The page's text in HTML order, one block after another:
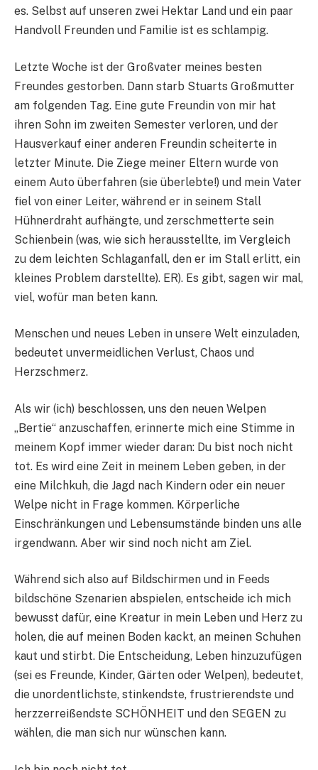
es. Selbst auf unseren zwei Hektar Land und ein paar
Handvoll Freunden und Familie ist es schlampig.
Letzte Woche ist der Großvater meines besten
Freundes gestorben. Dann starb Stuarts Großmutter
am folgenden Tag. Eine gute Freundin von mir hat
ihren Sohn im zweiten Semester verloren, und der
Hausverkauf einer anderen Freundin scheiterte in
letzter Minute. Die Ziege meiner Eltern wurde von
einem Auto überfahren (sie überlebte!) und mein Vater
fiel von einer Leiter, während er in seinem Stall
Hühnerdraht aufhängte, und zerschmetterte sein
Schienbein (was, wie sich herausstellte, im Vergleich
zu dem leichten Schlaganfall, den er im Stall erlitt, ein
kleines Problem darstellte). ER). Es gibt, sagen wir mal,
viel, wofür man beten kann.
Menschen und neues Leben in unsere Welt einzuladen,
bedeutet unvermeidlichen Verlust, Chaos und
Herzschmerz.
Als wir (ich) beschlossen, uns den neuen Welpen
„Bertie“ anzuschaffen, erinnerte mich eine Stimme in
meinem Kopf immer wieder daran: Du bist noch nicht
tot. Es wird eine Zeit in meinem Leben geben, in der
eine Milchkuh, die Jagd nach Kindern oder ein neuer
Welpe nicht in Frage kommen. Körperliche
Einschränkungen und Lebensumstände binden uns alle
irgendwann. Aber wir sind noch nicht am Ziel.
Während sich also auf Bildschirmen und in Feeds
bildschöne Szenarien abspielen, entscheide ich mich
bewusst dafür, eine Kreatur in mein Leben und Herz zu
holen, die auf meinen Boden kackt, an meinen Schuhen
kaut und stirbt. Die Entscheidung, Leben hinzuzufügen
(sei es Freunde, Kinder, Gärten oder Welpen), bedeutet,
die unordentlichste, stinkendste, frustrierendste und
herzzerreißendste SCHÖNHEIT und den SEGEN zu
wählen, die man sich nur wünschen kann.